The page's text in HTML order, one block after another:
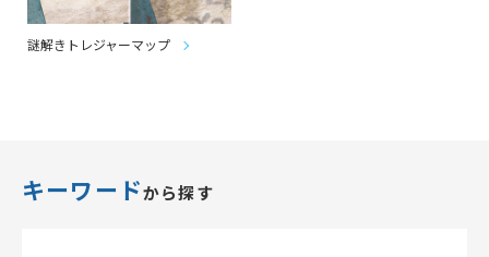
謎解きトレジャーマップ
キーワードから探す